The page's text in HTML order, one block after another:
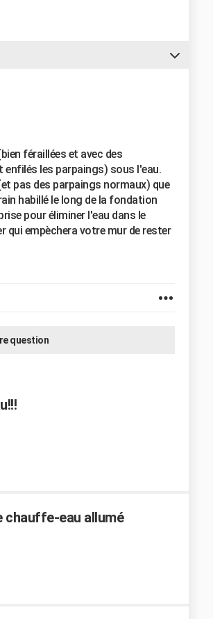
féraillées et avec des
les parpaings) sous l'eau.
pas des parpaings normaux) que
habillé le long de la fondation
pour éliminer l'eau dans le
qui empèchera votre mur de rester
question
chauffe-eau allumé